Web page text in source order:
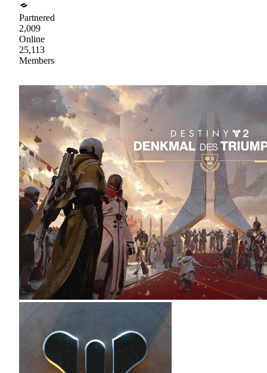
Partnered
2,009
Online
25,113
Members